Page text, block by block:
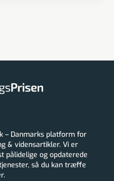
– Danmarks platform for
& vidensartikler. Vi er
pålidelige og opdaterede
så du kan træffe